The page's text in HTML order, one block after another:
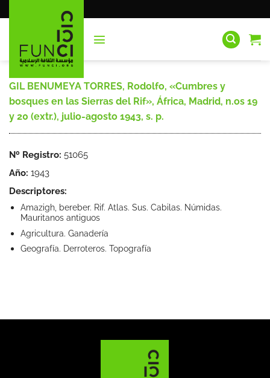
al
GIL BENUMEYA TORRES, Rodolfo, «Cumbres y
bosques en las Sierras del Rif», África, Madrid, n.os 19
y 20 (extr.), julio-agosto 1943, s. p.
Nº Registro: 51065
Año: 1943
Descriptores:
Amazigh, bereber. Rif. Atlas. Sus. Cabilas. Númidas.
Mauritanos antiguos
Agricultura. Ganadería
Geografía. Derroteros. Topografía